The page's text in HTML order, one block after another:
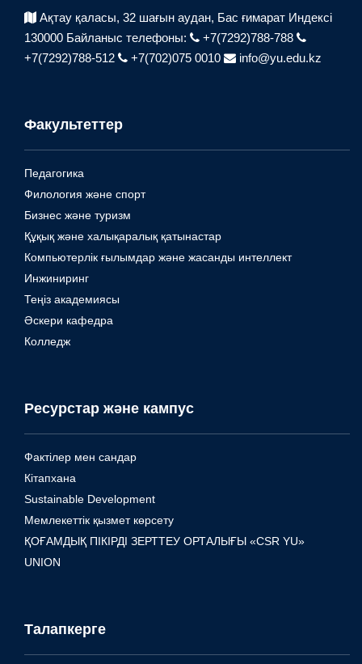
Ақтау қаласы, 32 шағын аудан, Бас ғимарат Индексі
130000 Байланыс телефоны:
+7(7292)788-788
+7(7292)788-512
+7(702)075 0010 info@yu.edu.kz
Факультеттер
Педагогика
Филология және спорт
Бизнес және туризм
Құқық және халықаралық қатынастар
Компьютерлік ғылымдар және жасанды интеллект
Инжиниринг
Теңіз академиясы
Әскери кафедра
Колледж
Ресурстар және кампус
Фактілер мен сандар
Кітапхана
Sustainable Development
Мемлекеттік қызмет көрсету
ҚОҒАМДЫҚ ПІКІРДІ ЗЕРТТЕУ ОРТАЛЫҒЫ «CSR YU»
UNION
Талапкерге